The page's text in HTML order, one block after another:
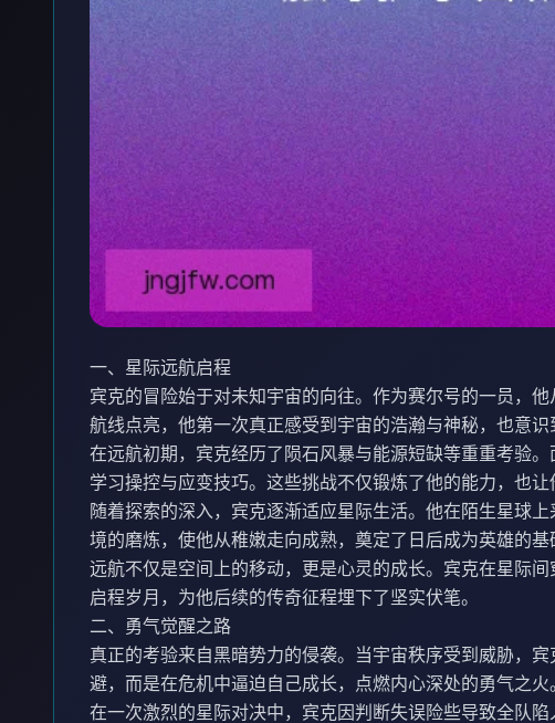
一、星际远航启程
宾克的冒险始于对未知宇宙的向往。作为赛尔号的一员，
航线点亮，他第一次真正感受到宇宙的浩瀚与神秘，也意识
在远航初期，宾克经历了陨石风暴与能源短缺等重重考验
学习操控与应变技巧。这些挑战不仅锻炼了他的能力，也让
随着探索的深入，宾克逐渐适应星际生活。他在陌生星球
境的磨炼，使他从稚嫩走向成熟，奠定了日后成为英雄的基
远航不仅是空间上的移动，更是心灵的成长。宾克在星际
启程岁月，为他后续的传奇征程埋下了坚实伏笔。
二、勇气觉醒之路
真正的考验来自黑暗势力的侵袭。当宇宙秩序受到威胁，
避，而是在危机中逼迫自己成长，点燃内心深处的勇气之火
在一次激烈的星际对决中，宾克因判断失误险些导致全队